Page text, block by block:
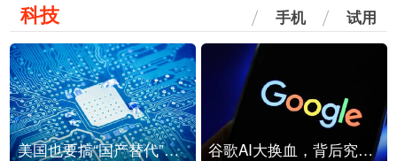
科技 手机 试用
美国也要搞“国产替代”？先算清三笔账 谷歌AI大换血，背后究竟发生了什么？